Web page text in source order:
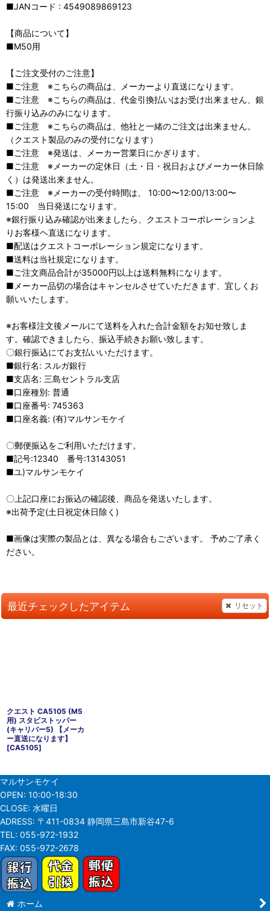
■JANコード : 4549089869123
【商品について】
■M50用
【ご注文受付のご注意】
■ご注意 ※こちらの商品は、メーカーより直送になります。
■ご注意 ※こちらの商品は、代金引換払いはお受け出来ません、銀
行振り込みのみになります。
■ご注意 ※こちらの商品は、他社と一緒のご注文は出来ません。
（クエスト製品のみの受付になります）
■ご注意 ※発送は、メーカー営業日にかぎります。
■ご注意 ※メーカーの定休日（土・日・祝日およびメーカー休日除
く）は発送出来ません。
■ご注意 ※メーカーの受付時間は、 10:00〜12:00/13:00〜
15:00 当日発送になります。
※銀行振り込み確認が出来ましたら、クエストコーポレーションよ
りお客様ヘ直送になります。
■配送はクエストコーポレーション規定になります。
■送料は当社規定になります。
■ご注文商品合計が35000円以上は送料無料になります。
■メーカー品切の場合はキャンセルさせていただきます、宜しくお
願いいたします。
※お客様注文後メールにて送料を入れた合計金額をお知せ致しま
す。確認できましたら、振込手続きお願い致します。
〇銀行振込にてお支払いいただけます。
■銀行名: スルガ銀行
■支店名: 三島セントラル支店
■口座種別: 普通
■口座番号: 745363
■口座名義: (有)マルサンモケイ
〇郵便振込をご利用いただけます。
■記号:12340 番号:13143051
■ユ)マルサンモケイ
〇上記口座にお振込の確認後、商品を発送いたします。
※出荷予定(土日祝定休日除く)
■画像は実際の製品とは、異なる場合もございます。 予めご了承く
ださい。
最近チェックしたアイテム リセット
クエスト CA5105 (M5
用) スタビストッパー
(キャリバー5) 【メーカ
ー直送になります】
[CA5105]
マルサンモケイ
OPEN: 10:00-18:30
CLOSE: 水曜日
ADRESS: 〒411-0834 静岡県三島市新谷47-6
TEL: 055-972-1932
FAX: 055-972-2678
ホーム